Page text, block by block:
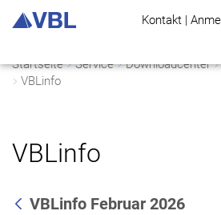
Kontakt |
Startseite Service Downloadcenter
VBLinfo
VBLinfo
VBLinfo Februar 2026